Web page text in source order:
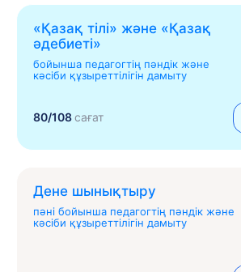
«Қазақ тілі» жəне «Қазақ
əдебиеті»
бойынша педагогтің пәндік және
кәсіби құзыреттілігін дамыту
80/108сағат
Дене шынықтыру
пәні бойынша педагогтің пәндік және
кәсіби құзыреттілігін дамыту